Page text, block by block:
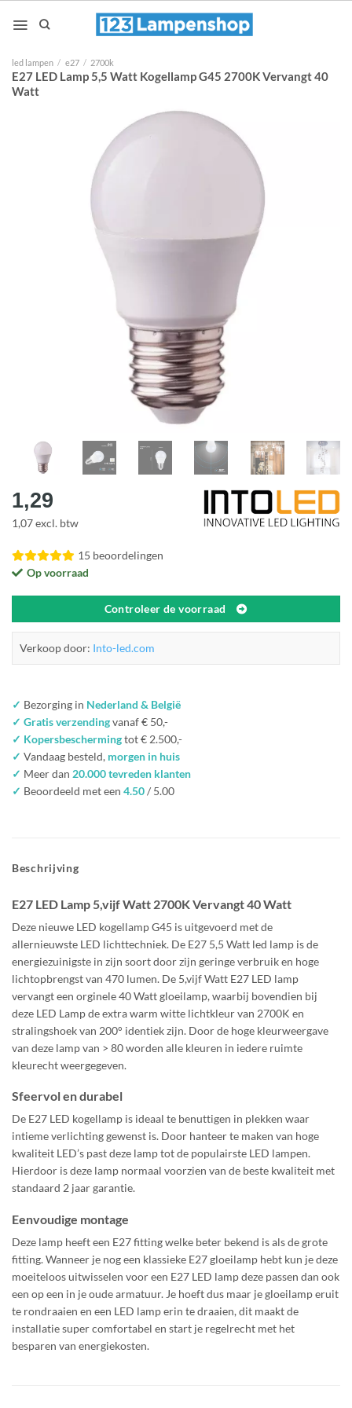
naar
led lampen / e27 / 2700k
E27 LED Lamp 5,5 Watt Kogellamp G45 2700K Vervangt 40
Watt
1,29
1,07 excl. btw
15 beoordelingen
Op voorraad
Controleer de voorraad
Verkoop door: Into-led.com
✓ Bezorging in Nederland & België
✓ Gratis verzendingvanaf € 50,-
✓ Kopersbeschermingtot € 2.500,-
✓ Vandaag besteld, morgen in huis
✓ Meer dan 20.000 tevreden klanten
✓ Beoordeeld met een 4.50/ 5.00
Beschrijving
E27 LED Lamp 5,vijf Watt 2700K Vervangt 40 Watt
Deze nieuwe LED kogellamp G45 is uitgevoerd met de
allernieuwste LED lichttechniek. De E27 5,5 Watt led lamp is de
energiezuinigste in zijn soort door zijn geringe verbruik en hoge
lichtopbrengst van 470 lumen. De 5,vijf Watt E27 LED lamp
vervangt een orginele 40 Watt gloeilamp, waarbij bovendien bij
deze LED Lamp de extra warm witte lichtkleur van 2700K en
stralingshoek van 200° identiek zijn. Door de hoge kleurweergave
van deze lamp van > 80 worden alle kleuren in iedere ruimte
kleurecht weergegeven.
Sfeervol en durabel
De E27 LED kogellamp is ideaal te benuttigen in plekken waar
intieme verlichting gewenst is. Door hanteer te maken van hoge
kwaliteit LED’s past deze lamp tot de populairste LED lampen.
Hierdoor is deze lamp normaal voorzien van de beste kwaliteit met
standaard 2 jaar garantie.
Eenvoudige montage
Deze lamp heeft een E27 fitting welke beter bekend is als de grote
fitting. Wanneer je nog een klassieke E27 gloeilamp hebt kun je deze
moeiteloos uitwisselen voor een E27 LED lamp deze passen dan ook
een op een in je oude armatuur. Je hoeft dus maar je gloeilamp eruit
te rondraaien en een LED lamp erin te draaien, dit maakt de
installatie super comfortabel en start je regelrecht met het
besparen van energiekosten.